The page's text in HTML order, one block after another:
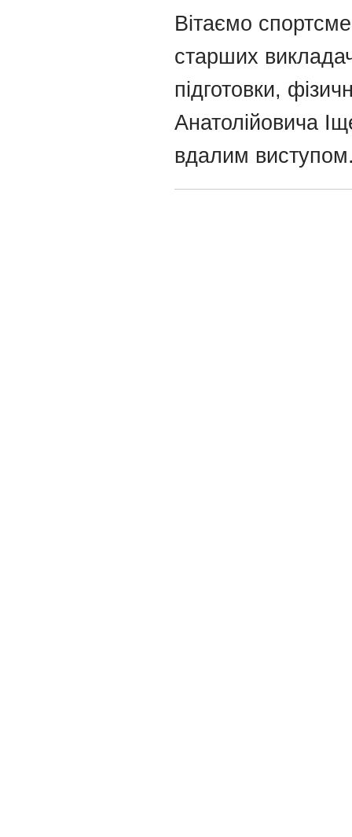
Вітаємо
старших
підготовки,
Анатолійовича
вдалим